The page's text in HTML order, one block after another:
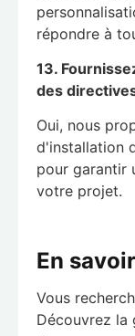
répondre à
13.
des
Oui, nous
d'installation
pour garantir
votre projet.
En
Vous
Découvrez la